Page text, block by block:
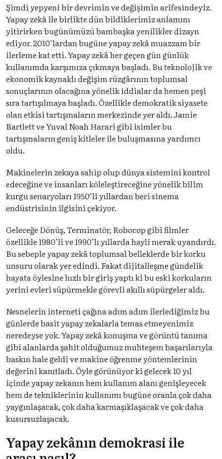
Şimdi yepyeni bir devrimin ve değişimin arifesindeyiz.
Yapay zekâ ile birlikte dün bildiklerimiz anlamını
yitirirken bugünümüzü bambaşka yenilikler dizayn
ediyor. 2010’lardan bugüne yapay zekâ muazzam bir
ilerleme kat etti. Yapay zekâ her geçen gün günlük
kullanımda karşımıza çıkmaya başladı. Bu teknolojik ve
ekonomik kaynaklı değişim rüzgârının toplumsal
sonuçlarının olacağına yönelik iddialar da hemen peşi
sıra tartışılmaya başladı. Özellikle demokratik siyasete
olan etkisi tartışmaların merkezinde yer aldı. Jamie
Bartlett ve Yuval Noah Harari gibi isimler bu
tartışmaların geniş kitleler ile buluşmasına yardımcı
oldu.
Makinelerin zekaya sahip olup dünya sistemini kontrol
edeceğine ve insanları köleleştireceğine yönelik bilim
kurgu senaryoları 1950’li yıllardan beri sinema
endüstrisinin ilgisini çekiyor.
Geleceğe Dönüş, Terminatör, Robocop gibi filmler
özellikle 1980’li ve 1990’lı yıllarda hayli merak uyandırdı.
Bu sebeple yapay zekâ toplumsal belleklerde bir korku
unsuru olarak yer edindi. Fakat dijitalleşme gündelik
hayata öylesine hızlı bir giriş yaptı ki bu eski korkuların
yerini evleri süpürmekle görevli akıllı süpürgeler aldı.
Nesnelerin interneti çağına adım adım ilerlediğimiz bu
günlerde basit yapay zekalarla temas etmeyenimiz
neredeyse yok. Yapay zekâ konuşma ve görüntü tanıma
gibi alanlarda şahit olduğumuz muhteşem başarılarıyla
baskın hale geldi ve makine öğrenme yöntemlerinin
değerini kanıtladı. Öyle görünüyor ki gelecek 10 yıl
içinde yapay zekanın hem kullanım alanı genişleyecek
hem de tekniklerinin kullanımı bugüne oranla çok daha
yaygınlaşacak, çok daha karmaşıklaşacak ve çok daha
kusursuzlaşacak.
Yapay zekânın demokrasi ile